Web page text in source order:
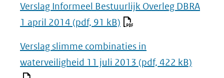
Verslag Informeel Bestuurlijk Overleg DBRA
1 april 2014 (pdf, 91 kB)
Verslag slimme combinaties in
waterveiligheid 11 juli 2013 (pdf, 422 kB)